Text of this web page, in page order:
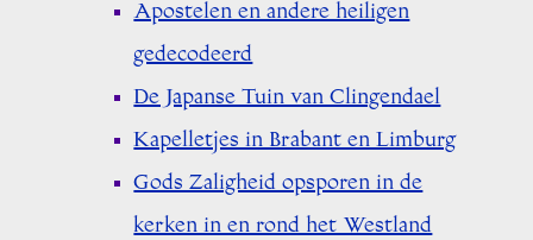
Apostelen en andere heiligen
gedecodeerd
De Japanse Tuin van Clingendael
Kapelletjes in Brabant en Limburg
Gods Zaligheid opsporen in de
kerken in en rond het Westland